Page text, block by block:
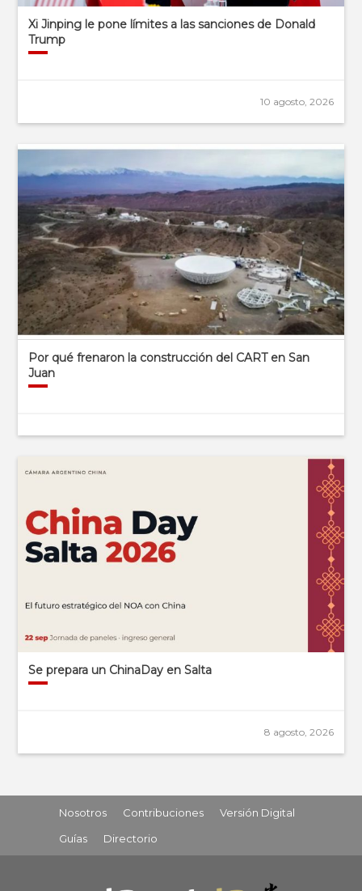
Xi Jinping le pone límites a las sanciones de Donald
Trump
10 agosto, 2026
Por qué frenaron la construcción del CART en San
Juan
Se prepara un ChinaDay en Salta
8 agosto, 2026
Nosotros Contribuciones
Versión Digital
Guías
Directorio